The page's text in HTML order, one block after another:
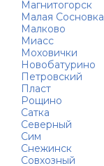
Магнитогорск
Малая Сосновка
Малково
Миасс
Моховички
Новобатурино
Петровский
Пласт
Рощино
Сатка
Северный
Сим
Снежинск
Совхозный